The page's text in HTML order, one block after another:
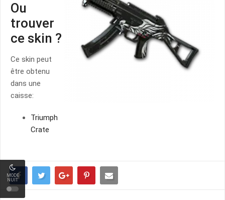
MODE
NUIT
Ou
trouver
ce skin ?
Ce skin peut
être obtenu
dans une
caisse:
Triumph
Crate